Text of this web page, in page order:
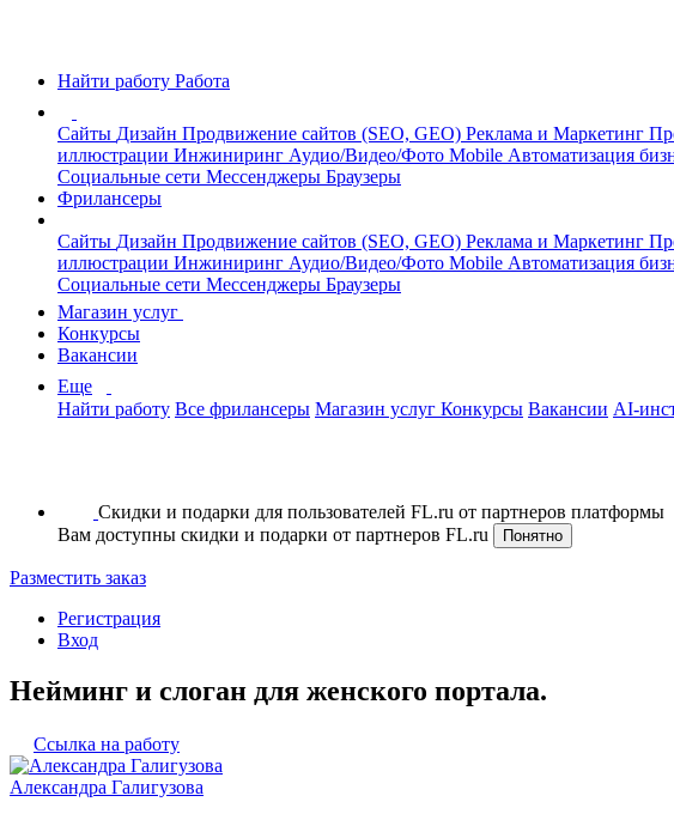
Найти работу Работа
Сайты Дизайн Продвижение сайтов (SEO, GEO) Реклама и Маркетинг
иллюстрации Инжиниринг Аудио/Видео/Фото Mobile Автоматизация
Социальные сети Мессенджеры Браузеры
Фрилансеры
Сайты Дизайн Продвижение сайтов (SEO, GEO) Реклама и Маркетинг
иллюстрации Инжиниринг Аудио/Видео/Фото Mobile Автоматизация
Социальные сети Мессенджеры Браузеры
Магазин услуг
Конкурсы
Вакансии
Еще
Найти работу Все фрилансеры Магазин услуг Конкурсы Вакансии AI-
Скидки и подарки для пользователей FL.ru от партнеров платформы
Вам доступны скидки и подарки от партнеров FL.ru
Понятно
Разместить заказ
Регистрация
Вход
Нейминг и слоган для женского портала.
Ссылка на работу
Александра Галигузова